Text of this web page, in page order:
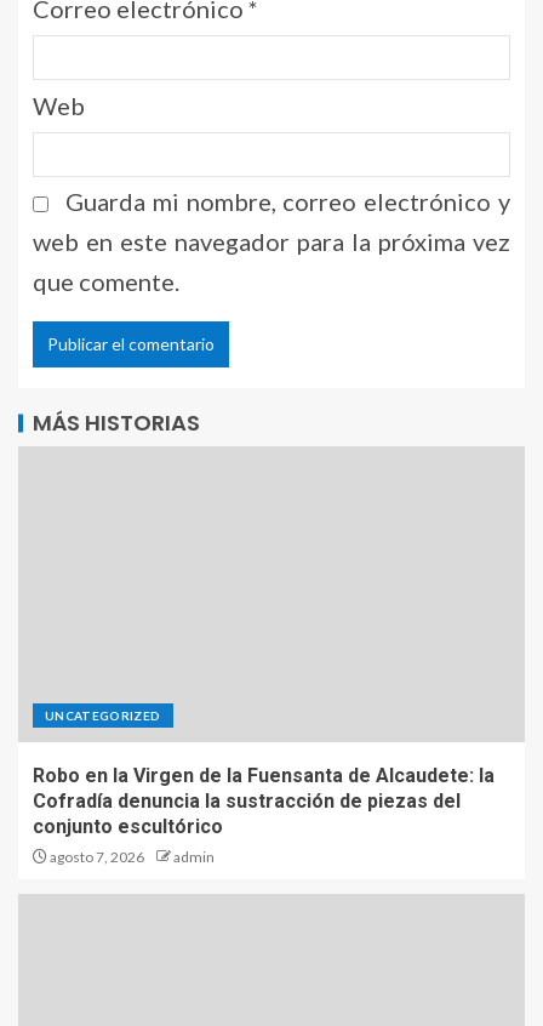
Correo electrónico *
Web
Guarda mi nombre, correo electrónico y
web en este navegador para la próxima vez
que comente.
MÁS HISTORIAS
UNCATEGORIZED
Robo en la Virgen de la Fuensanta de Alcaudete: la
Cofradía denuncia la sustracción de piezas del
conjunto escultórico
agosto 7, 2026 admin